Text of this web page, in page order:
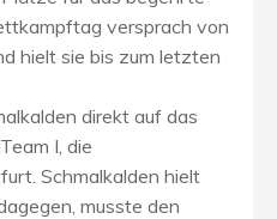
versprach von
hielt sie bis zum letzten
direkt auf das
I, die
Schmalkalden hielt
musste den